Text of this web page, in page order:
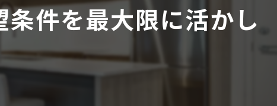
セルロースファイバー
件を最大限に活かし